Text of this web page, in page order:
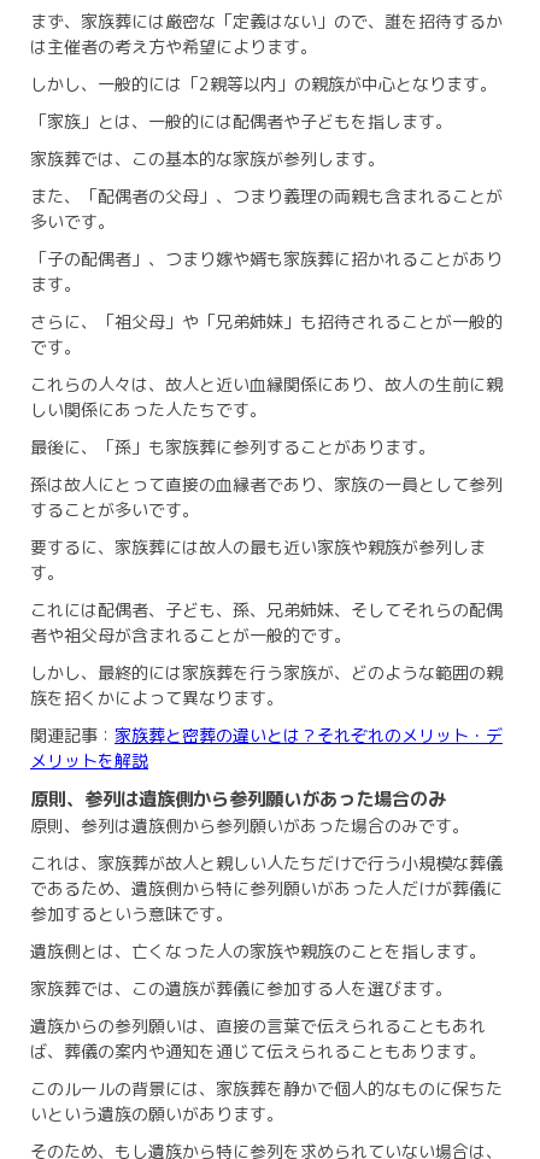
まず、家族葬には厳密な「定義はない」ので、誰を招待するか
は主催者の考え方や希望によります。
しかし、一般的には「2親等以内」の親族が中心となります。
「家族」とは、一般的には配偶者や子どもを指します。
家族葬では、この基本的な家族が参列します。
また、「配偶者の父母」、つまり義理の両親も含まれることが
多いです。
「子の配偶者」、つまり嫁や婿も家族葬に招かれることがあり
ます。
さらに、「祖父母」や「兄弟姉妹」も招待されることが一般的
です。
これらの人々は、故人と近い血縁関係にあり、故人の生前に親
しい関係にあった人たちです。
最後に、「孫」も家族葬に参列することがあります。
孫は故人にとって直接の血縁者であり、家族の一員として参列
することが多いです。
要するに、家族葬には故人の最も近い家族や親族が参列しま
す。
これには配偶者、子ども、孫、兄弟姉妹、そしてそれらの配偶
者や祖父母が含まれることが一般的です。
しかし、最終的には家族葬を行う家族が、どのような範囲の親
族を招くかによって異なります。
関連記事： 家族葬と密葬の違いとは？それぞれのメリット・デ
メリットを解説
原則、参列は遺族側から参列願いがあった場合のみ
原則、参列は遺族側から参列願いがあった場合のみです。
これは、家族葬が故人と親しい人たちだけで行う小規模な葬儀
であるため、遺族側から特に参列願いがあった人だけが葬儀に
参加するという意味です。
遺族側とは、亡くなった人の家族や親族のことを指します。
家族葬では、この遺族が葬儀に参加する人を選びます。
遺族からの参列願いは、直接の言葉で伝えられることもあれ
ば、葬儀の案内や通知を通じて伝えられることもあります。
このルールの背景には、家族葬を静かで個人的なものに保ちた
いという遺族の願いがあります。
そのため、もし遺族から特に参列を求められていない場合は、